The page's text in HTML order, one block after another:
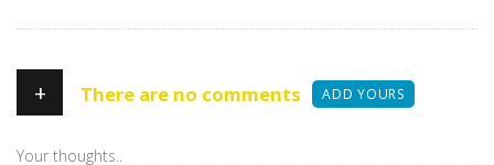
+ There are no comments ADD YOURS